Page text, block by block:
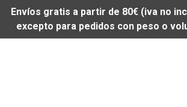
Envíos gratis a partir de 80€ (iva no
excepto para pedidos con peso o